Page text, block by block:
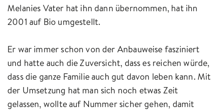
Melanies Vater hat ihn dann übernommen, hat ihn
2001 auf Bio umgestellt.
Er war immer schon von der Anbauweise fasziniert
und hatte auch die Zuversicht, dass es reichen würde,
dass die ganze Familie auch gut davon leben kann. Mit
der Umsetzung hat man sich noch etwas Zeit
gelassen, wollte auf Nummer sicher gehen, damit